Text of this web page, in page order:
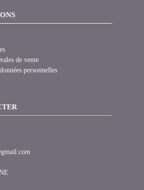
de vente
personnelles